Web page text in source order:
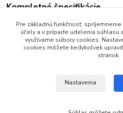
Kompletné špecifikácie
Bežecké palice REX Omega na
bežkárov na upravených tratiach.
Materiál palice : Laminát
Rúčka : Plast Ergonomická
Pre základnú funkčnosť,
účely a v prípade udelenia súhlasu
využívame súbory cookies.
cookies môžete kedykoľvek
stránok.
Nastavenia